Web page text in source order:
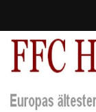
Termine
Verein